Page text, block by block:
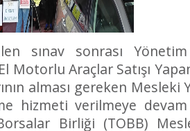
sınav sonrası
Motorlu Araçlar Satışı
alması gereken
hizmeti verilmeye
Birliği (TOBB)